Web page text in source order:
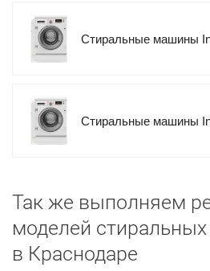
Стиральные машины
Стиральные машины
Так же выполняем
моделей
в Краснодаре